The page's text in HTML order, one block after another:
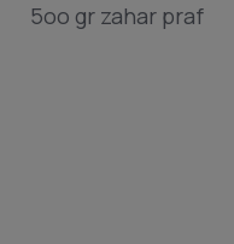
5oo gr zahar praf